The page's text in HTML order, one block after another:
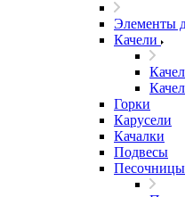
Элементы
Качели
Горки
Карусели
Качалки
Подвесы
Песочницы